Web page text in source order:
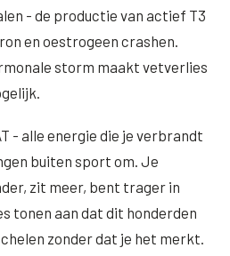
- de productie van actief T3
en oestrogeen crashen.
storm maakt vetverlies
- alle energie die je verbrandt
buiten sport om. Je
zit meer, bent trager in
tonen aan dat dit honderden
zonder dat je het merkt.